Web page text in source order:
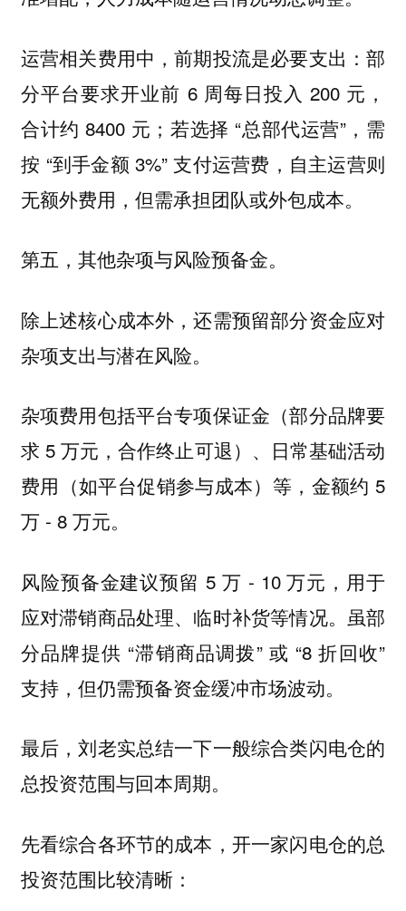
运营相关费用中，前期投流是必要支出：部
分平台要求开业前 6 周每日投入 200 元，
合计约 8400 元；若选择 “总部代运营”，需
按 “到手金额 3%” 支付运营费，自主运营则
无额外费用，但需承担团队或外包成本。
第五，其他杂项与风险预备金。
除上述核心成本外，还需预留部分资金应对
杂项支出与潜在风险。
杂项费用包括平台专项保证金（部分品牌要
求 5 万元，合作终止可退）、日常基础活动
费用（如平台促销参与成本）等，金额约 5
万 - 8 万元。
风险预备金建议预留 5 万 - 10 万元，用于
应对滞销商品处理、临时补货等情况。虽部
分品牌提供 “滞销商品调拨” 或 “8 折回收”
支持，但仍需预备资金缓冲市场波动。
最后，刘老实总结一下一般综合类闪电仓的
总投资范围与回本周期。
先看综合各环节的成本，开一家闪电仓的总
投资范围比较清晰：